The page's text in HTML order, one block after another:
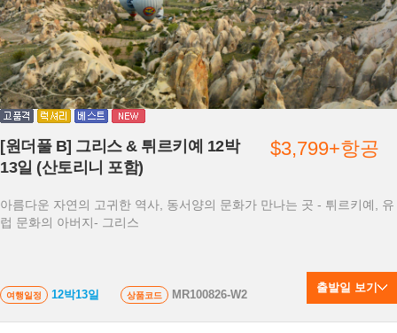
[원더풀 B] 그리스 & 튀르키예 12박
13일 (산토리니 포함)
아름다운 자연의 고귀한 역사, 동서양의 문화가 만나는 곳 - 튀르키예, 유
럽 문화의 아버지- 그리스
여행일정 12박13일 상품코드 MR100826-W2
$3,799+항공
출발일 보기